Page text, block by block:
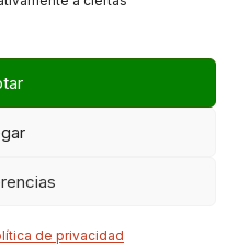
de privacidad
puede que los
| Powered by